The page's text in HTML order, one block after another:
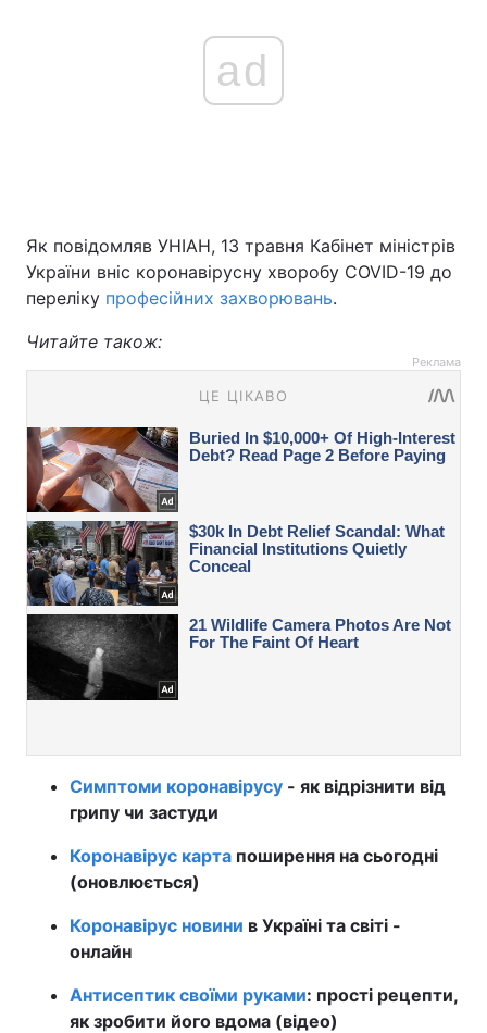
ad
Як повідомляв УНІАН, 13 травня Кабінет міністрів
України вніс коронавірусну хворобу COVID-19 до
переліку професійних захворювань.
Читайте також:
Реклама
Симптоми коронавірусу - як відрізнити від
грипу чи застуди
Коронавірус карта поширення на сьогодні
(оновлюється)
Коронавірус новини в Україні та світі -
онлайн
Антисептик своїми руками: прості рецепти,
як зробити його вдома (відео)